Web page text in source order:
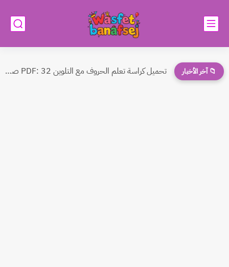
📁 آخر الأخبار تحميل كراسة تعلم الحروف مع التلوين PDF: 32 صفحة من...